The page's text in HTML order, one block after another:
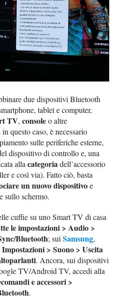
due dispositivi Bluetooth
tablet e computer,
TV,consoleo altre
questo caso, è necessario
sulle periferiche esterne,
dispositivo di controllo e, una
allacategoriadell’accessorio
e così via). Fatto ciò, basta
un nuovo dispositivoe
sullo schermo.
cuffie su uno Smart TV di casa
le impostazioni > Audio >
Bluetooth; suiSamsung,
Impostazioni > Suono > Uscita
. Ancora, sui dispositivi
TV/Android TV, accedi alla
e accessori >
.